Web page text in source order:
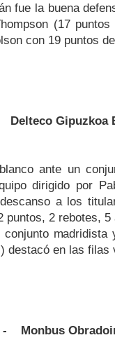
fue la buena
(17
con 19 puntos
Gipuzkoa
ante un
dirigido por
a los
puntos, 2 rebotes,
madridista
destacó en las filas